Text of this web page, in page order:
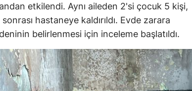
etkilendi. Aynı aileden 2'si çocuk 5 kişi,
hastaneye kaldırıldı. Evde zarara
belirlenmesi için inceleme başlatıldı.